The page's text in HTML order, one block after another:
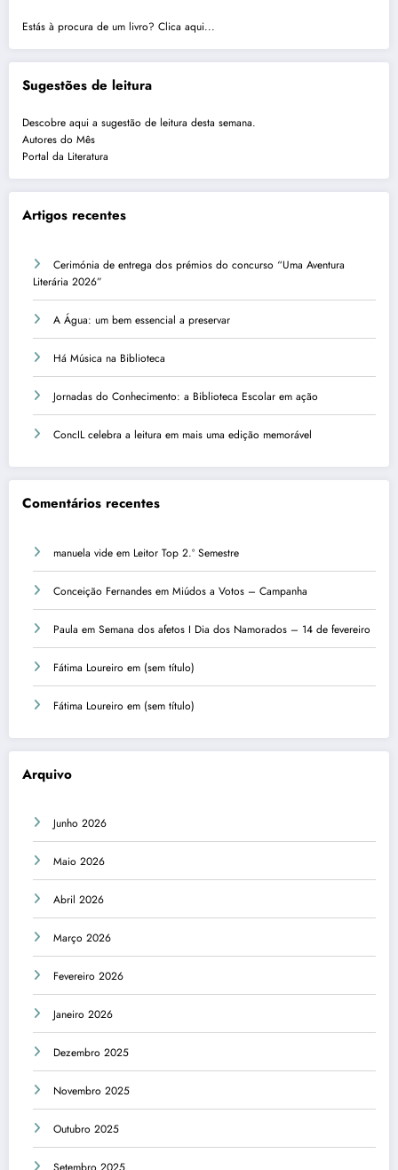
Estás à procura de um livro? Clica aqui...
Sugestões de leitura
Descobre aqui a sugestão de leitura desta semana.
Autores do Mês
Portal da Literatura
Artigos recentes
Cerimónia de entrega dos prémios do concurso “Uma Aventura
Literária 2026”
A Água: um bem essencial a preservar
Há Música na Biblioteca
Jornadas do Conhecimento: a Biblioteca Escolar em ação
ConcIL celebra a leitura em mais uma edição memorável
Comentários recentes
manuela vide em Leitor Top 2.º Semestre
Conceição Fernandes em Miúdos a Votos – Campanha
Paula em Semana dos afetos I Dia dos Namorados – 14 de fevereiro
Fátima Loureiro em (sem título)
Fátima Loureiro em (sem título)
Arquivo
Junho 2026
Maio 2026
Abril 2026
Março 2026
Fevereiro 2026
Janeiro 2026
Dezembro 2025
Novembro 2025
Outubro 2025